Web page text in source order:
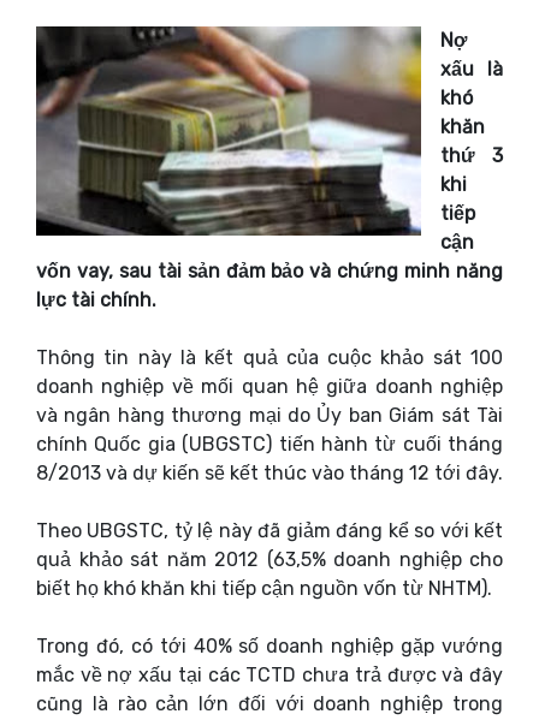
Nợ
xấu là
khó
khăn
thứ 3
khi
tiếp
cận
vốn vay, sau tài sản đảm bảo và chứng minh năng
lực tài chính.
Thông tin này là kết quả của cuộc khảo sát 100
doanh nghiệp về mối quan hệ giữa doanh nghiệp
và ngân hàng thương mại do Ủy ban Giám sát Tài
chính Quốc gia (UBGSTC) tiến hành từ cuối tháng
8/2013 và dự kiến sẽ kết thúc vào tháng 12 tới đây.
Theo UBGSTC, tỷ lệ này đã giảm đáng kể so với kết
quả khảo sát năm 2012 (63,5% doanh nghiệp cho
biết họ khó khăn khi tiếp cận nguồn vốn từ NHTM).
Trong đó, có tới 40% số doanh nghiệp gặp vướng
mắc về nợ xấu tại các TCTD chưa trả được và đây
cũng là rào cản lớn đối với doanh nghiệp trong